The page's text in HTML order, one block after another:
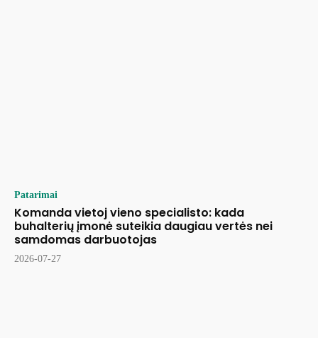
Patarimai
Komanda vietoj vieno specialisto: kada
buhalterių įmonė suteikia daugiau vertės nei
samdomas darbuotojas
2026-07-27